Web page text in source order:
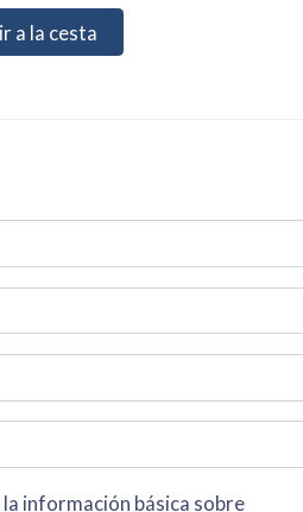
a la cesta